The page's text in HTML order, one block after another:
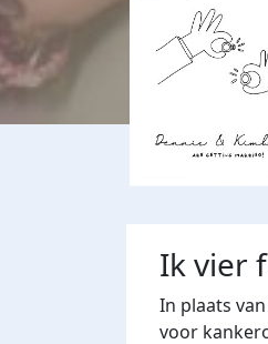
Ik vier
In plaats
voor